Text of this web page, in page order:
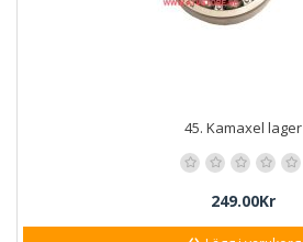
45. Kamaxel lager
249.00Kr